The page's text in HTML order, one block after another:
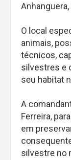
O local
animais,
técnicos,
silvestres e
seu habitat
A
Ferreira,
em
silvestre no